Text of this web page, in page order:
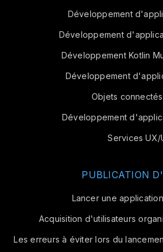
Développement
Développement
Développement Kotlin
Développement
Objets
Développement
Services UX/
PUBLICATION
Lancer une
Acquisition d'utilisateurs
Les erreurs à éviter lors du